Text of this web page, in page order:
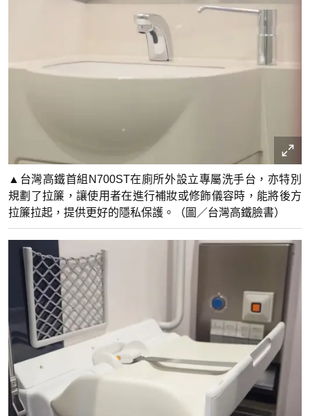
▲台灣高鐵首組N700ST在廁所外設立專屬洗手台，亦特別
規劃了拉簾，讓使用者在進行補妝或修飾儀容時，能將後方
拉簾拉起，提供更好的隱私保護。（圖／台灣高鐵臉書）